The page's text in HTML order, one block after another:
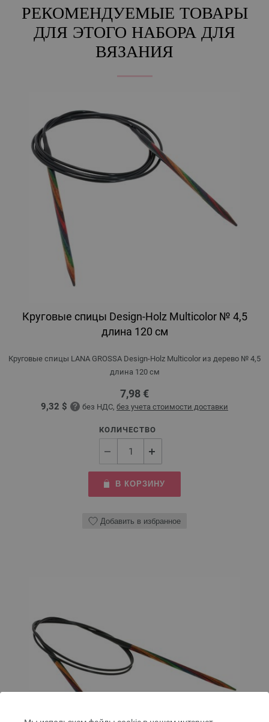
РЕКОМЕНДУЕМЫЕ ТОВАРЫ
ДЛЯ ЭТОГО НАБОРА ДЛЯ
ВЯЗАНИЯ
Круговые спицы Design-Holz Multicolor № 4,5
длина 120 см
Круговые спицы LANA GROSSA Design-Holz Multicolor из дерево № 4,5
длина 120 см
7,98 €
9,32 $ без НДС, без учета стоимости доставки
КОЛИЧЕСТВО
В КОРЗИНУ
Добавить в избранное